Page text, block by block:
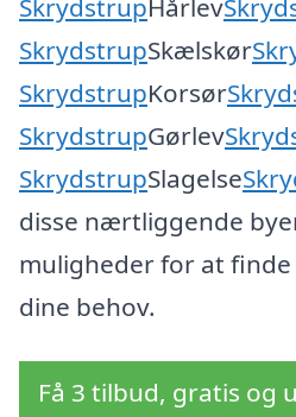
SkrydstrupHårlev
SkrydstrupSkælskør
SkrydstrupKorsør
SkrydstrupGørlev
SkrydstrupSlagelse
disse nærtliggende
muligheder for at
dine behov.
Få 3 tilbud, gratis og